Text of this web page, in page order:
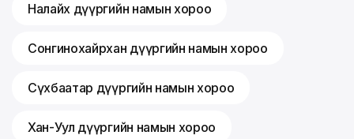
Налайх дүүргийн намын хороо
Сонгинохайрхан дүүргийн намын хороо
Сүхбаатар дүүргийн намын хороо
Хан-Уул дүүргийн намын хороо